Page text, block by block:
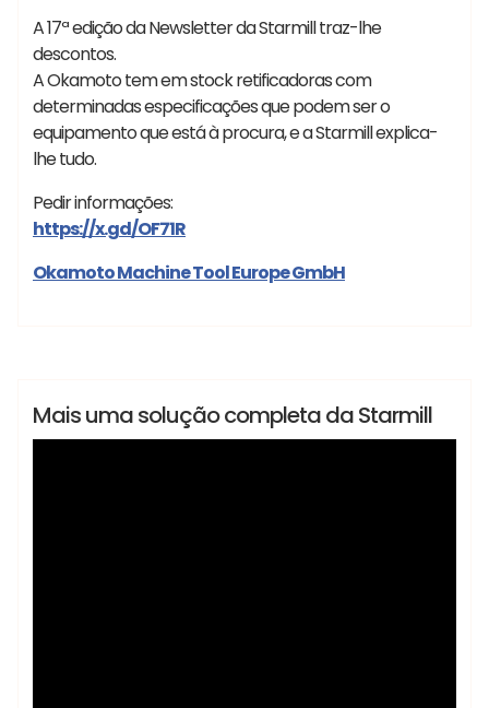
A 17ª edição da Newsletter da Starmill traz-lhe
descontos.
A Okamoto tem em stock retificadoras com
determinadas especificações que podem ser o
equipamento que está à procura, e a Starmill explica-
lhe tudo.
Pedir informações:
https://x.gd/OF71R
Okamoto Machine Tool Europe GmbH
Lançamentos Notícias
#Starmill Cai Die Spotting Press -SXKH Global #CAI
Mais uma solução completa da Starmill